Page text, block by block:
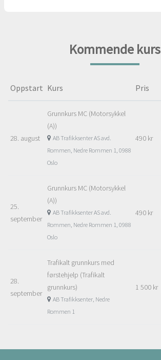
Kommende kurs
Oppstart Kurs Pris
28. august
Grunnkurs MC (Motorsykkel
(A))
AB Trafikksenter AS avd.
Rommen, Nedre Rommen 1, 0988
Oslo
490 kr
25.
september
Grunnkurs MC (Motorsykkel
(A))
AB Trafikksenter AS avd.
Rommen, Nedre Rommen 1, 0988
Oslo
490 kr
28.
september
Trafikalt grunnkurs med
førstehjelp (Trafikalt
grunnkurs)
AB Trafikksenter, Nedre
Rommen 1
1 500 kr